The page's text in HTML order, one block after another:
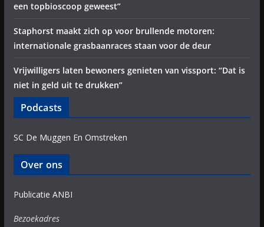
een topbioscoop geweest”
Staphorst maakt zich op voor brullende motoren:
internationale grasbaanraces staan voor de deur
Vrijwilligers laten bewoners genieten van vissport: “Dat is
niet in geld uit te drukken”
Podcasts
SC De Muggen En Omstreken
Over ons
Publicatie ANBI
Bezoekadres